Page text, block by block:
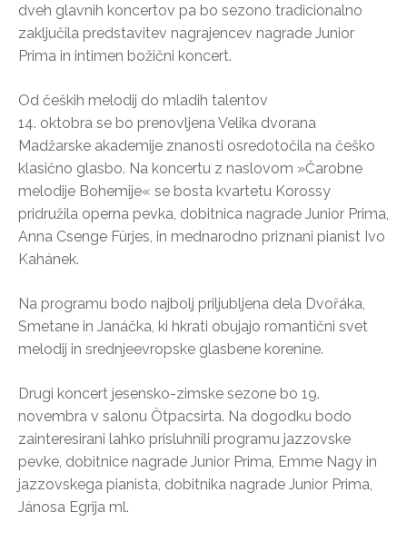
dveh glavnih koncertov pa bo sezono tradicionalno
zaključila predstavitev nagrajencev nagrade Junior
Prima in intimen božični koncert.
Od čeških melodij do mladih talentov
14. oktobra se bo prenovljena Velika dvorana
Madžarske akademije znanosti osredotočila na češko
klasično glasbo. Na koncertu z naslovom »Čarobne
melodije Bohemije« se bosta kvartetu Korossy
pridružila operna pevka, dobitnica nagrade Junior Prima,
Anna Csenge Fürjes, in mednarodno priznani pianist Ivo
Kahánek.
Na programu bodo najbolj priljubljena dela Dvořáka,
Smetane in Janáčka, ki hkrati obujajo romantični svet
melodij in srednjeevropske glasbene korenine.
Drugi koncert jesensko-zimske sezone bo 19.
novembra v salonu Ötpacsirta. Na dogodku bodo
zainteresirani lahko prisluhnili programu jazzovske
pevke, dobitnice nagrade Junior Prima, Emme Nagy in
jazzovskega pianista, dobitnika nagrade Junior Prima,
Jánosa Egrija ml.